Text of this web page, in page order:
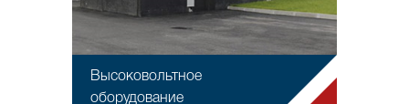
Высоковольтное
оборудование